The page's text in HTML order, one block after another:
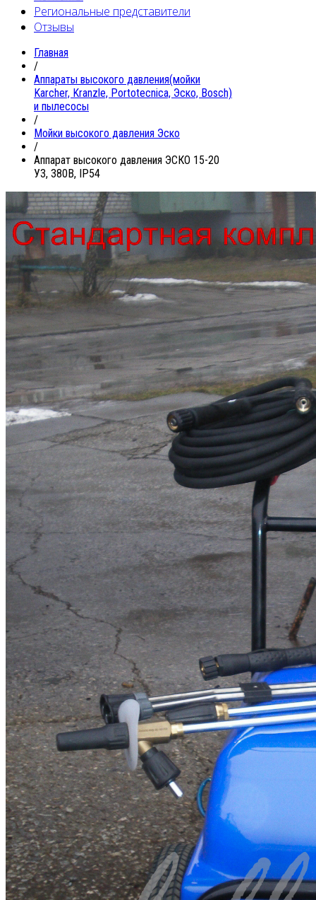
Региональные представители
Отзывы
Главная
/
Аппараты высокого давления(мойки
Karcher, Kranzle, Portotecnica, Эско, Bosch)
и пылесосы
/
Мойки высокого давления Эско
/
Аппарат высокого давления ЭСКО 15-20
У3, 380В, IP54